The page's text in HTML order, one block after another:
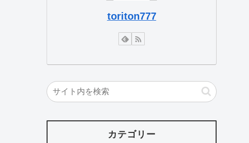
toriton777
カテゴリー